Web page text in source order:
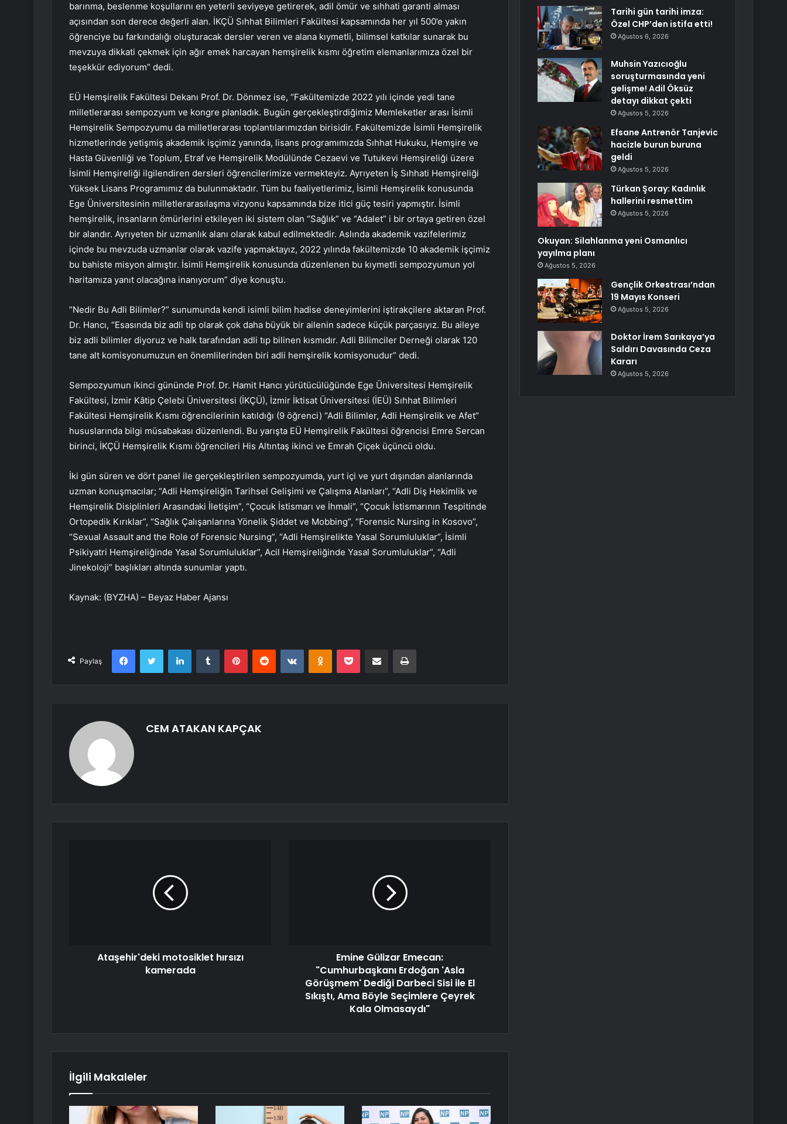
barınma, beslenme koşullarını en yeterli seviyeye getirerek, adil ömür ve sıhhati garanti alması
açısından son derece değerli alan. İKÇÜ Sıhhat Bilimleri Fakültesi kapsamında her yıl 500’e yakın
öğrenciye bu farkındalığı oluşturacak dersler veren ve alana kıymetli, bilimsel katkılar sunarak bu
mevzuya dikkati çekmek için ağır emek harcayan hemşirelik kısmı öğretim elemanlarımıza özel bir
teşekkür ediyorum” dedi.
EÜ Hemşirelik Fakültesi Dekanı Prof. Dr. Dönmez ise, “Fakültemizde 2022 yılı içinde yedi tane
milletlerarası sempozyum ve kongre planladık. Bugün gerçekleştirdiğimiz Memleketler arası İsimli
Hemşirelik Sempozyumu da milletlerarası toplantılarımızdan birisidir. Fakültemizde İsimli Hemşirelik
hizmetlerinde yetişmiş akademik işçimiz yanında, lisans programımızda Sıhhat Hukuku, Hemşire ve
Hasta Güvenliği ve Toplum, Etraf ve Hemşirelik Modülünde Cezaevi ve Tutukevi Hemşireliği üzere
İsimli Hemşireliği ilgilendiren dersleri öğrencilerimize vermekteyiz. Ayrıyeten İş Sıhhati Hemşireliği
Yüksek Lisans Programımız da bulunmaktadır. Tüm bu faaliyetlerimiz, İsimli Hemşirelik konusunda
Ege Üniversitesinin milletlerarasılaşma vizyonu kapsamında bize itici güç tesiri yapmıştır. İsimli
hemşirelik, insanların ömürlerini etkileyen iki sistem olan “Sağlık” ve “Adalet” i bir ortaya getiren özel
bir alandır. Ayrıyeten bir uzmanlık alanı olarak kabul edilmektedir. Aslında akademik vazifelerimiz
içinde bu mevzuda uzmanlar olarak vazife yapmaktayız, 2022 yılında fakültemizde 10 akademik işçimiz
bu bahiste misyon almıştır. İsimli Hemşirelik konusunda düzenlenen bu kıymetli sempozyumun yol
haritamıza yanıt olacağına inanıyorum” diye konuştu.
“Nedir Bu Adli Bilimler?” sunumunda kendi isimli bilim hadise deneyimlerini iştirakçilere aktaran Prof.
Dr. Hancı, “Esasında biz adli tıp olarak çok daha büyük bir ailenin sadece küçük parçasıyız. Bu aileye
biz adli bilimler diyoruz ve halk tarafından adli tıp bilinen kısmıdır. Adli Bilimciler Derneği olarak 120
tane alt komisyonumuzun en önemlilerinden biri adli hemşirelik komisyonudur” dedi.
Sempozyumun ikinci gününde Prof. Dr. Hamit Hancı yürütücülüğünde Ege Üniversitesi Hemşirelik
Fakültesi, İzmir Kâtip Çelebi Üniversitesi (İKÇÜ), İzmir İktisat Üniversitesi (İEÜ) Sıhhat Bilimleri
Fakültesi Hemşirelik Kısmı öğrencilerinin katıldığı (9 öğrenci) “Adli Bilimler, Adli Hemşirelik ve Afet”
hususlarında bilgi müsabakası düzenlendi. Bu yarışta EÜ Hemşirelik Fakültesi öğrencisi Emre Sercan
birinci, İKÇÜ Hemşirelik Kısmı öğrencileri His Altıntaş ikinci ve Emrah Çiçek üçüncü oldu.
İki gün süren ve dört panel ile gerçekleştirilen sempozyumda, yurt içi ve yurt dışından alanlarında
uzman konuşmacılar; “Adli Hemşireliğin Tarihsel Gelişimi ve Çalışma Alanları”, “Adli Diş Hekimlik ve
Hemşirelik Disiplinleri Arasındaki İletişim”, “Çocuk İstismarı ve İhmali”, “Çocuk İstismarının Tespitinde
Ortopedik Kırıklar”, “Sağlık Çalışanlarına Yönelik Şiddet ve Mobbing”, “Forensic Nursing in Kosovo”,
“Sexual Assault and the Role of Forensic Nursing”, “Adli Hemşirelikte Yasal Sorumluluklar”, İsimli
Psikiyatri Hemşireliğinde Yasal Sorumluluklar”, Acil Hemşireliğinde Yasal Sorumluluklar”, “Adli
Jinekoloji” başlıkları altında sunumlar yaptı.
Kaynak: (BYZHA) – Beyaz Haber Ajansı
Paylaş
FacebookTwitter LinkedInTumblr PinterestReddit VKontakteOdnoklassniki
Pocket E-Posta ile paylaş Yazdır
CEM ATAKAN KAPÇAK
Ataşehir'deki motosiklet hırsızı
kamerada
Emine Gülizar Emecan:
"Cumhurbaşkanı Erdoğan 'Asla
Görüşmem' Dediği Darbeci Sisi ile El
Sıkıştı, Ama Böyle Seçimlere Çeyrek
Kala Olmasaydı"
İlgili Makaleler
Tarihi gün tarihi imza:
Özel CHP’den istifa etti!
Ağustos 6, 2026
Muhsin Yazıcıoğlu
soruşturmasında yeni
gelişme! Adil Öksüz
detayı dikkat çekti
Ağustos 5, 2026
Efsane Antrenör Tanjevic
hacizle burun buruna
geldi
Ağustos 5, 2026
Türkan Şoray: Kadınlık
hallerini resmettim
Ağustos 5, 2026
Okuyan: Silahlanma yeni Osmanlıcı
yayılma planı
Ağustos 5, 2026
Gençlik Orkestrası’ndan
19 Mayıs Konseri
Ağustos 5, 2026
Doktor İrem Sarıkaya’ya
Saldırı Davasında Ceza
Kararı
Ağustos 5, 2026